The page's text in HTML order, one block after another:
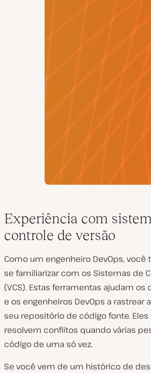
Experiência com
controle de versão
Como um engenheiro DevOps,
se familiarizar com os Sistemas de
(VCS). Estas ferramentas ajudam os
e os engenheiros DevOps a rastrear
seu repositório de código fonte.
resolvem conflitos quando várias
código de uma só vez.
Se você vem de um histórico de